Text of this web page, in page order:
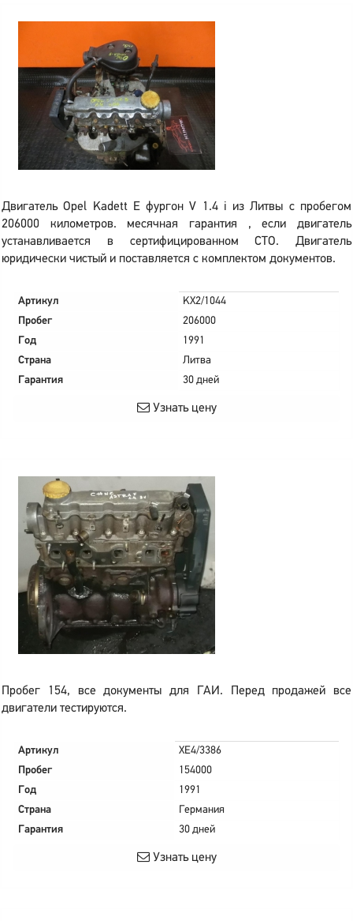
Двигатель Opel Kadett E фургон V 1.4 i из Литвы с пробегом
206000 километров. месячная гарантия , если двигатель
устанавливается в сертифицированном СТО. Двигатель
юридически чистый и поставляется с комплектом документов.
Артикул
KX2/1044
Пробег
206000
Год
1991
Страна
Литва
Гарантия
30 дней
Узнать цену
Пробег 154, все документы для ГАИ. Перед продажей все
двигатели тестируются.
Артикул
XE4/3386
Пробег
154000
Год
1991
Страна
Германия
Гарантия
30 дней
Узнать цену